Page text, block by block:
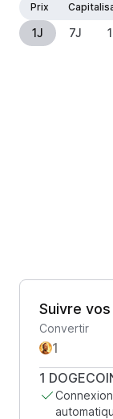
Prix
1J 7J
Suivre vos
Convertir
1